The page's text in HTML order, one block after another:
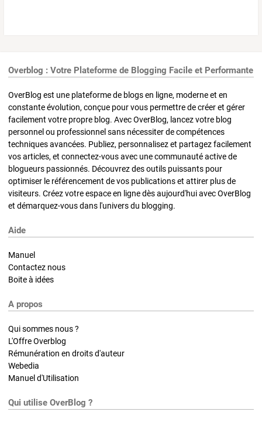
Overblog : Votre Plateforme de Blogging Facile et Performante
OverBlog est une plateforme de blogs en ligne, moderne et en
constante évolution, conçue pour vous permettre de créer et gérer
facilement votre propre blog. Avec OverBlog, lancez votre blog
personnel ou professionnel sans nécessiter de compétences
techniques avancées. Publiez, personnalisez et partagez facilement
vos articles, et connectez-vous avec une communauté active de
blogueurs passionnés. Découvrez des outils puissants pour
optimiser le référencement de vos publications et attirer plus de
visiteurs. Créez votre espace en ligne dès aujourd'hui avec OverBlog
et démarquez-vous dans l'univers du blogging.
Aide
Manuel
Contactez nous
Boite à idées
A propos
Qui sommes nous ?
L'Offre Overblog
Rémunération en droits d'auteur
Webedia
Manuel d'Utilisation
Qui utilise OverBlog ?